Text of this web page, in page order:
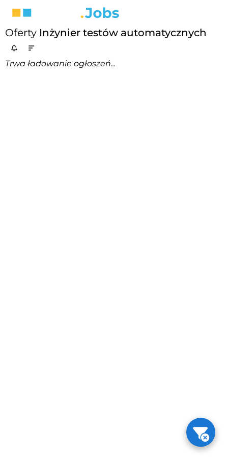
Oferty Inżynier testów automatycznych
Trwa ładowanie ogłoszeń...